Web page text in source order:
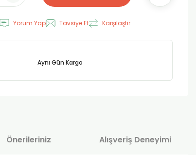
Yorum Yap Tavsiye Et Karşılaştır
Aynı Gün Kargo
Önerileriniz Alışveriş Deneyimi